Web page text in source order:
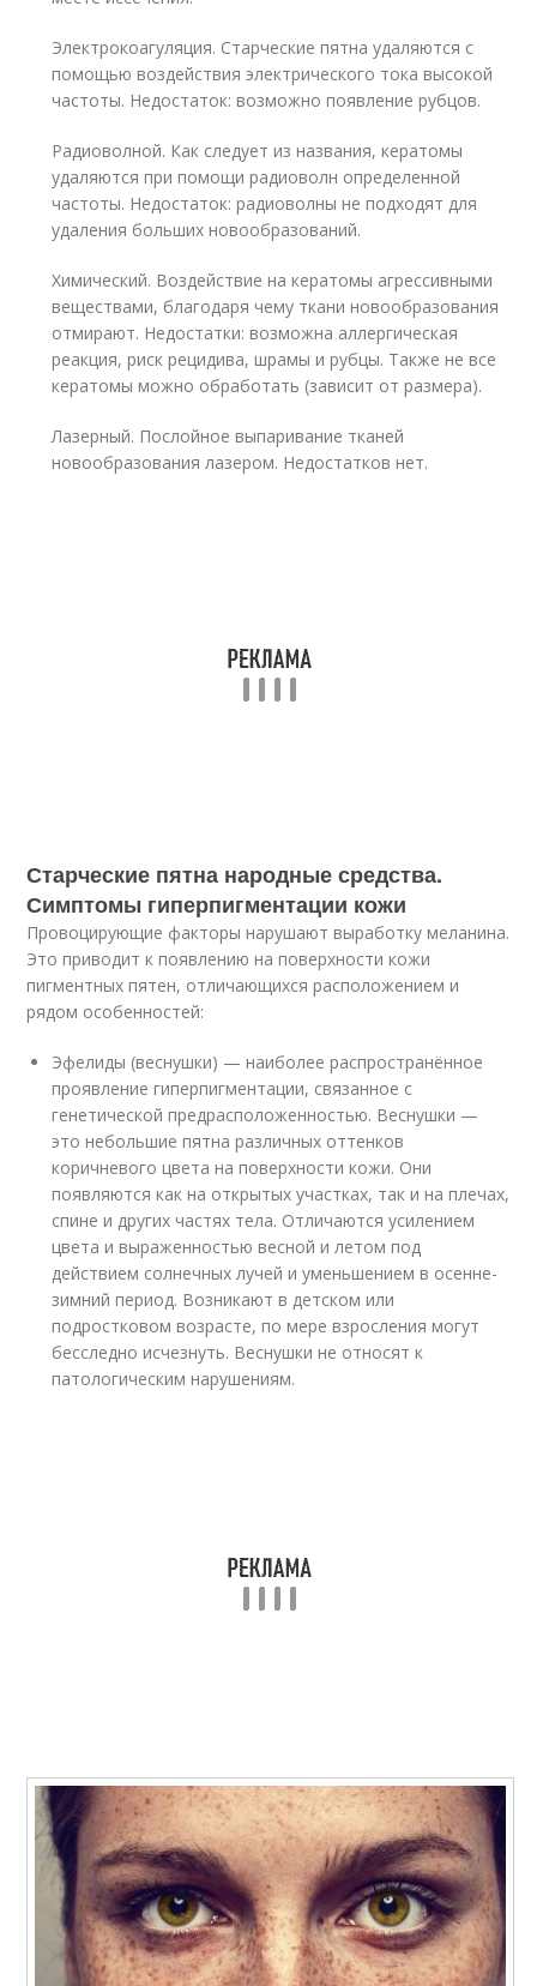
Электрокоагуляция. Старческие пятна удаляются с
помощью воздействия электрического тока высокой
частоты. Недостаток: возможно появление рубцов.
Радиоволной. Как следует из названия, кератомы
удаляются при помощи радиоволн определенной
частоты. Недостаток: радиоволны не подходят для
удаления больших новообразований.
Химический. Воздействие на кератомы агрессивными
веществами, благодаря чему ткани новообразования
отмирают. Недостатки: возможна аллергическая
реакция, риск рецидива, шрамы и рубцы. Также не все
кератомы можно обработать (зависит от размера).
Лазерный. Послойное выпаривание тканей
новообразования лазером. Недостатков нет.
Старческие пятна народные средства.
Симптомы гиперпигментации кожи
Провоцирующие факторы нарушают выработку меланина.
Это приводит к появлению на поверхности кожи
пигментных пятен, отличающихся расположением и
рядом особенностей:
Эфелиды (веснушки) — наиболее распространённое
проявление гиперпигментации, связанное с
генетической предрасположенностью. Веснушки —
это небольшие пятна различных оттенков
коричневого цвета на поверхности кожи. Они
появляются как на открытых участках, так и на плечах,
спине и других частях тела. Отличаются усилением
цвета и выраженностью весной и летом под
действием солнечных лучей и уменьшением в осенне-
зимний период. Возникают в детском или
подростковом возрасте, по мере взросления могут
бесследно исчезнуть. Веснушки не относят к
патологическим нарушениям.